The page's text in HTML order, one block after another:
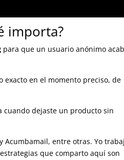
importa?
para que un usuario anónimo
en el momento preciso, de
cuando dejaste un producto sin
Acumbamail, entre otras. Yo
que comparto aquí son